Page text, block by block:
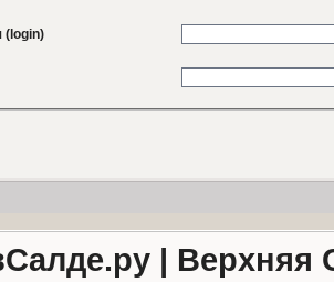
(login)
| Верхняя